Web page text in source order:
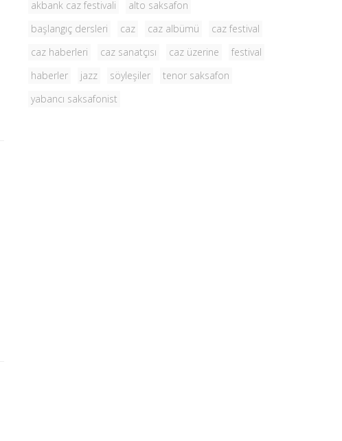
akbank caz festivali
alto saksafon
başlangıç dersleri
caz caz albümü
caz festival
caz haberleri
caz sanatçısı caz üzerine
festival
haberler
jazz söyleşiler
tenor saksafon
yabancı saksafonist